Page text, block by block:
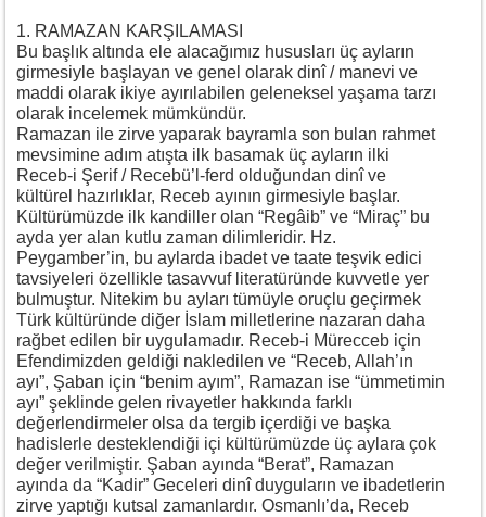
1. RAMAZAN KARŞILAMASI
Bu başlık altında ele alacağımız hususları üç ayların
girmesiyle başlayan ve genel olarak dinî / manevi ve
maddi olarak ikiye ayırılabilen geleneksel yaşama tarzı
olarak incelemek mümkündür.
Ramazan ile zirve yaparak bayramla son bulan rahmet
mevsimine adım atışta ilk basamak üç ayların ilki
Receb-i Şerif / Recebü’l-ferd olduğundan dinî ve
kültürel hazırlıklar, Receb ayının girmesiyle başlar.
Kültürümüzde ilk kandiller olan “Regâib” ve “Miraç” bu
ayda yer alan kutlu zaman dilimleridir. Hz.
Peygamber’in, bu aylarda ibadet ve taate teşvik edici
tavsiyeleri özellikle tasavvuf literatüründe kuvvetle yer
bulmuştur. Nitekim bu ayları tümüyle oruçlu geçirmek
Türk kültüründe diğer İslam milletlerine nazaran daha
rağbet edilen bir uygulamadır. Receb-i Mürecceb için
Efendimizden geldiği nakledilen ve “Receb, Allah’ın
ayı”, Şaban için “benim ayım”, Ramazan ise “ümmetimin
ayı” şeklinde gelen rivayetler hakkında farklı
değerlendirmeler olsa da tergib içerdiği ve başka
hadislerle desteklendiği içi kültürümüzde üç aylara çok
değer verilmiştir. Şaban ayında “Berat”, Ramazan
ayında da “Kadir” Geceleri dinî duyguların ve ibadetlerin
zirve yaptığı kutsal zamanlardır. Osmanlı’da, Receb